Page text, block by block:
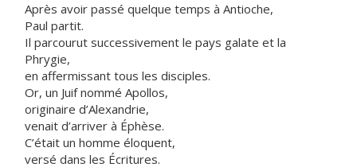
Après avoir passé quelque temps à Antioche,
Paul partit.
Il parcourut successivement le pays galate et la
Phrygie,
en affermissant tous les disciples.
Or, un Juif nommé Apollos,
originaire d’Alexandrie,
venait d’arriver à Éphèse.
C’était un homme éloquent,
versé dans les Écritures.